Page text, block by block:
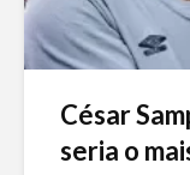
César
seria o